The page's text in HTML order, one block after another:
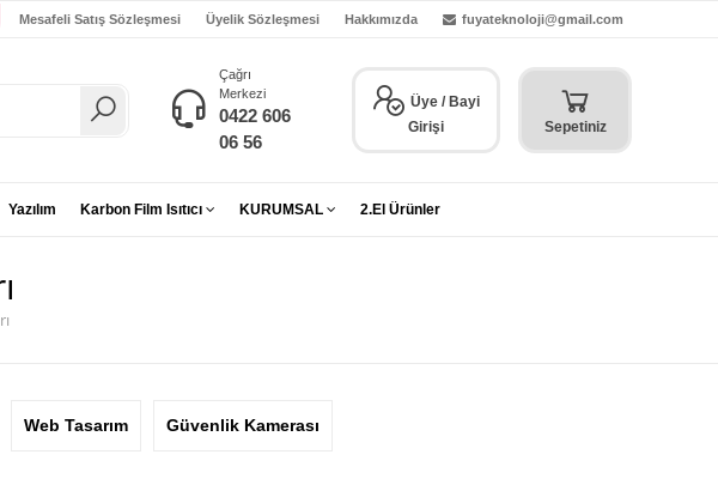
Mesafeli Satış Sözleşmesi Üyelik Sözleşmesi Hakkımızda fuyateknoloji@gmail.com
Çağrı
Merkezi
0422 606
06 56
Üye / Bayi
Girişi
Sepetiniz
Yazılım Karbon Film Isıtıcı KURUMSAL 2.El Ürünler
Web Tasarım Güvenlik Kamerası